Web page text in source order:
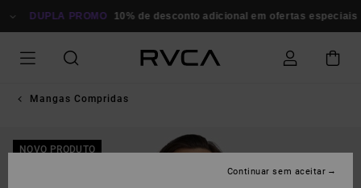
PARA DUPLA PROMO 10% de desconto adicional em ofertas especiais
Mangas Compridas
NOVO PRODUTO
Continuar sem aceitar